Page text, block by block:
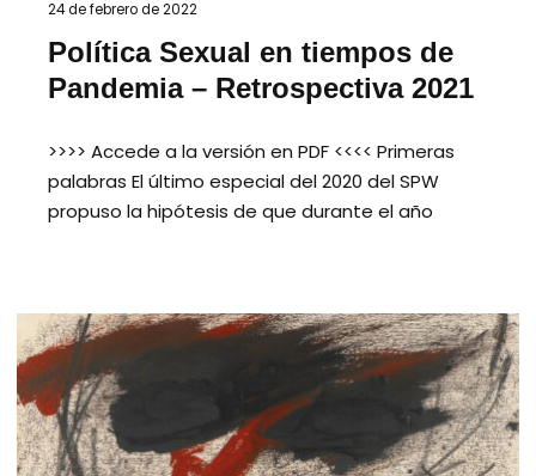
24 de febrero de 2022
Política Sexual en tiempos de
Pandemia – Retrospectiva 2021
>>>> Accede a la versión en PDF <<<< Primeras
palabras El último especial del 2020 del SPW
propuso la hipótesis de que durante el año